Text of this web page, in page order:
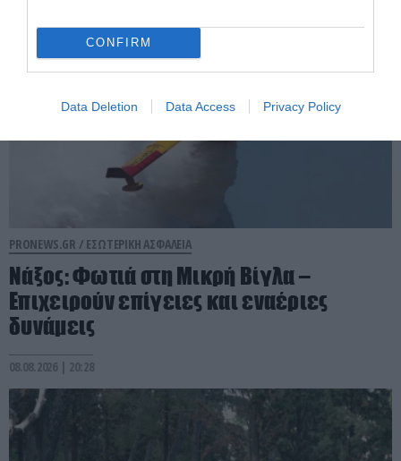
CONFIRM
Data Deletion Data Access Privacy Policy
PRONEWS.GR / ΕΣΩΤΕΡΙΚΗ ΑΣΦΑΛΕΙΑ
Νάξος: Φωτιά στη Μικρή Βίγλα –
Επιχειρούν επίγειες και εναέριες
δυνάμεις
08.08.2026 | 20:28